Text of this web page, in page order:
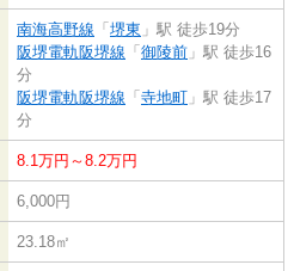
南海高野線 「 堺東 」駅 徒歩19分
阪堺電軌阪堺線 「 御陵前 」駅 徒歩16
分
阪堺電軌阪堺線 「 寺地町 」駅 徒歩17
分
8.1万円～8.2万円
6,000円
23.18㎡